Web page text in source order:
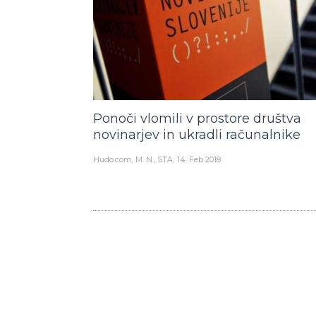
Ponoči vlomili v prostore društva
novinarjev in ukradli računalnike
Hudo.com M. N., STA 14. Feb 2018